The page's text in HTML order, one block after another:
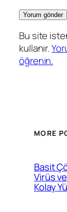
Bu site
kullanır.
öğrenin.
MORE
Basit
Virüs
Kolay